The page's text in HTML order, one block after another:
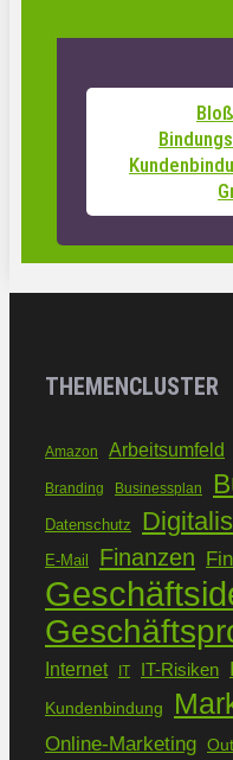
THEMENCLUSTER
Amazon Arbeitsumfeld
Branding Businessplan
Datenschutz
E-Mail Finanzen
Internet IT IT-Risiken
Kundenbindung
Online-Marketing